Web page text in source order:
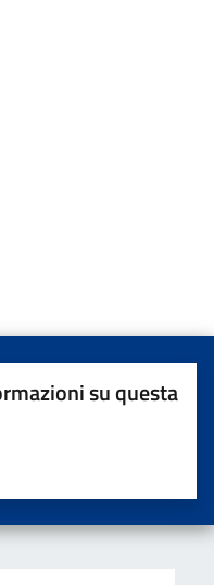
su questa
5